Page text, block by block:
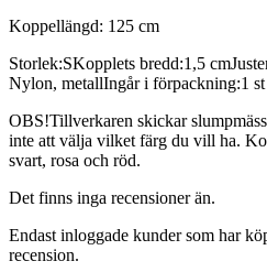
Koppellängd: 125 cm
Storlek:SKopplets bredd:1,5
Nylon, metallIngår i förpackning:1 st
OBS!Tillverkaren skickar
inte att välja vilket färg du vill ha.
svart, rosa och röd.
Det finns inga recensioner än.
Endast inloggade kunder som har
recension.